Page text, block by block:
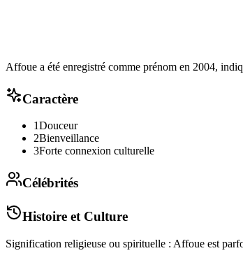
Affoue a été enregistré comme prénom en 2004,
Caractère
1Douceur
2Bienveillance
3Forte connexion culturelle
Célébrités
Histoire et Culture
Signification religieuse ou spirituelle : Affoue est